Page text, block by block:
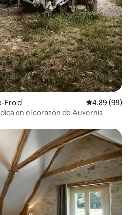
Froid Calificación
4.89 (99)
en el corazón de Auvernia